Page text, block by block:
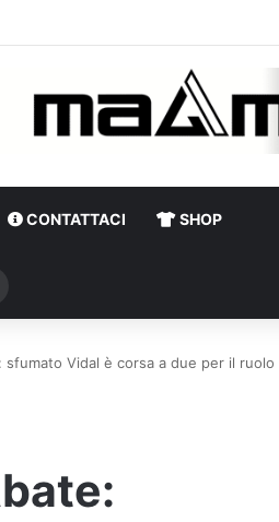
CONTATTACI SHOP
sfumato Vidal è corsa a due per il ruolo